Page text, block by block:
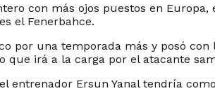
con más ojos puestos en
el Fenerbahce.
por una temporada más y posó
que irá a la carga por el atacante
entrenador Ersun Yanal tendría